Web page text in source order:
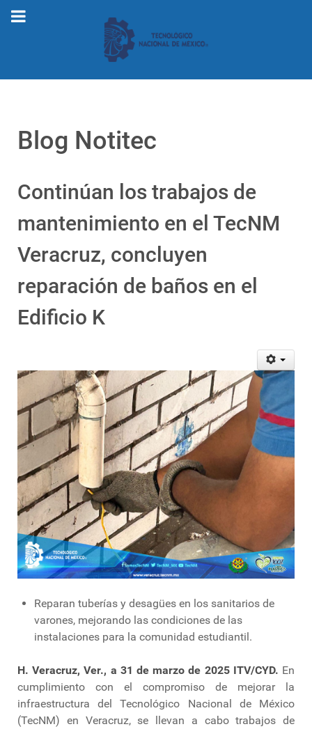
Blog Notitec
Continúan los trabajos de
mantenimiento en el TecNM
Veracruz, concluyen
reparación de baños en el
Edificio K
Reparan tuberías y desagües en los sanitarios de
varones, mejorando las condiciones de las
instalaciones para la comunidad estudiantil.
H. Veracruz, Ver., a 31 de marzo de 2025 ITV/CYD. En
cumplimiento con el compromiso de mejorar la
infraestructura del Tecnológico Nacional de México
(TecNM) en Veracruz, se llevan a cabo trabajos de